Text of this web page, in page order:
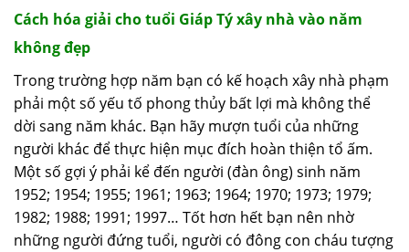
Cách hóa giải cho tuổi Giáp Tý xây nhà vào năm
không đẹp
Trong trường hợp năm bạn có kế hoạch xây nhà phạm
phải một số yếu tố phong thủy bất lợi mà không thể
dời sang năm khác. Bạn hãy mượn tuổi của những
người khác để thực hiện mục đích hoàn thiện tổ ấm.
Một số gợi ý phải kể đến người (đàn ông) sinh năm
1952; 1954; 1955; 1961; 1963; 1964; 1970; 1973; 1979;
1982; 1988; 1991; 1997… Tốt hơn hết bạn nên nhờ
những người đứng tuổi, người có đông con cháu tượng